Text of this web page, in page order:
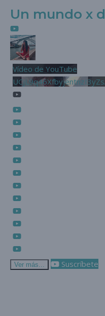
Un mundo x
Vídeo de YouTube
Ver más... Suscríbete